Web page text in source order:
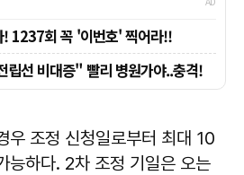
우 조정 신청일로부터 최대 10
능하다. 2차 조정 기일은 오는